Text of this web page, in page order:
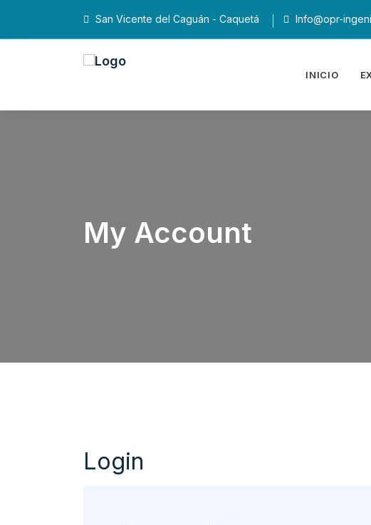
San Vicente del Caguán - Caquetá Info@opr-
INICIO
My Account
Login